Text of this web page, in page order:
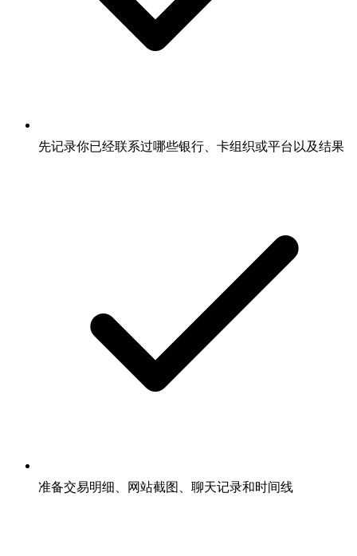
先记录你已经联系过哪些银行、卡组织或平台以及结果
准备交易明细、网站截图、聊天记录和时间线